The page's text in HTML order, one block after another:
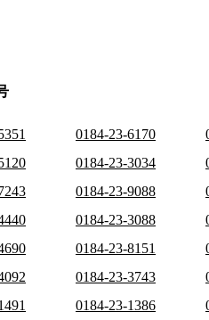
0184-23-6170
0184-23-3034
0184-23-9088
0184-23-3088
0184-23-8151
0184-23-3743
0184-23-1386